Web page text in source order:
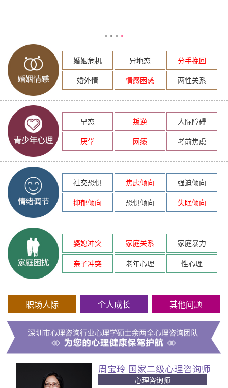
婚姻危机 异地恋
分手挽回
婚外情
情感困惑 两性关系
早恋 叛逆
人际障碍
厌学
网瘾 考前焦虑
社交恐惧 焦虑倾向
强迫倾向
抑郁倾向
恐惧倾向 失眠倾向
婆媳冲突 家庭关系
家庭暴力
亲子冲突
老年心理 性心理
职场人际 个人成长 其他问题
周宝玲 国家二级心理咨询师
心理咨询师